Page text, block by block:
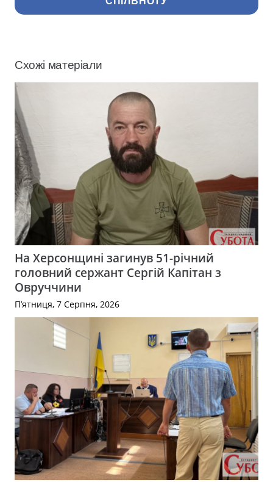
Схожі матеріали
На Херсонщині загинув 51-річний
головний сержант Сергій Капітан з
Овруччини
П’ятниця, 7 Серпня, 2026